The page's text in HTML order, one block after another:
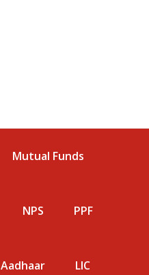
Mutual Funds
NPS PPF
Aadhaar LIC